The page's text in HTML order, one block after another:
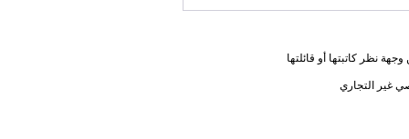
نظر كاتبتها أو قائلتها
غير التجاري